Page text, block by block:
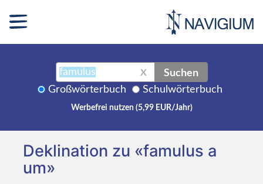
X Suchen
Großwörterbuch Schulwörterbuch
Werbefrei nutzen (5,99 EUR/Jahr)
Deklination zu «famulus a
um»